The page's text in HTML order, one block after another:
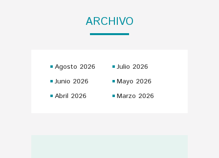
ARCHIVO
Agosto 2026
Julio 2026
Junio 2026
Mayo 2026
Abril 2026
Marzo 2026